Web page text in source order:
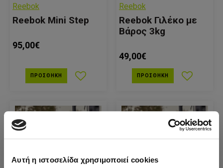
Αυτή η ιστοσελίδα χρησιμοποιεί cookies
Reebok
Reebok Mini Step
95,00€
ΠΡΟΣΘΉΚΗ
Reebok
Reebok Γιλέκο με
Βάρος 3kg
49,00€
ΠΡΟΣΘΉΚΗ